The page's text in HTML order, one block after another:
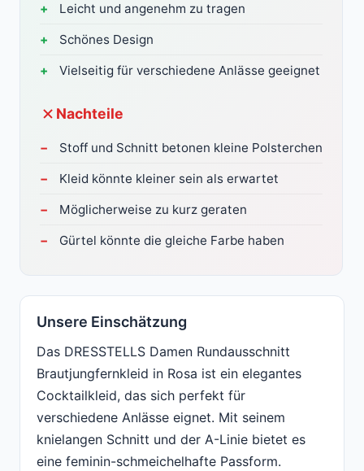
Leicht und angenehm zu tragen
Schönes Design
Vielseitig für verschiedene Anlässe geeignet
Nachteile
Stoff und Schnitt betonen kleine Polsterchen
Kleid könnte kleiner sein als erwartet
Möglicherweise zu kurz geraten
Gürtel könnte die gleiche Farbe haben
Unsere Einschätzung
Das DRESSTELLS Damen Rundausschnitt
Brautjungfernkleid in Rosa ist ein elegantes
Cocktailkleid, das sich perfekt für
verschiedene Anlässe eignet. Mit seinem
knielangen Schnitt und der A-Linie bietet es
eine feminin-schmeichelhafte Passform.